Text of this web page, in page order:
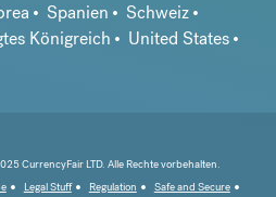
Spanien
Schweiz
Königreich
United States
CurrencyFair LTD. Alle Rechte vorbehalten.
Legal Stuff Regulation
Safe and Secure